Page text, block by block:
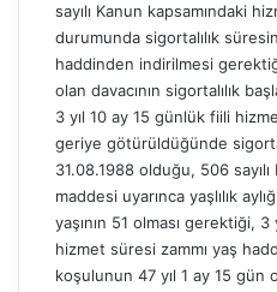
sayılı Kanun kapsamındaki
durumunda sigortalılık
haddinden indirilmesi
olan davacının sigortalılık
3 yıl 10 ay 15 günlük fiili
geriye götürüldüğünde
31.08.1988 olduğu, 506
maddesi uyarınca yaşlılık
yaşının 51 olması gerektiği,
hizmet süresi zammı yaş
koşulunun 47 yıl 1 ay 15 gün